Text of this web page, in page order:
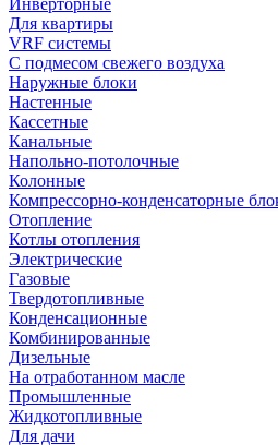
Инверторные
Для квартиры
VRF системы
С подмесом свежего воздуха
Наружные блоки
Настенные
Кассетные
Канальные
Напольно-потолочные
Колонные
Компрессорно-конденсаторные
Отопление
Котлы отопления
Электрические
Газовые
Твердотопливные
Конденсационные
Комбинированные
Дизельные
На отработанном масле
Промышленные
Жидкотопливные
Для дачи